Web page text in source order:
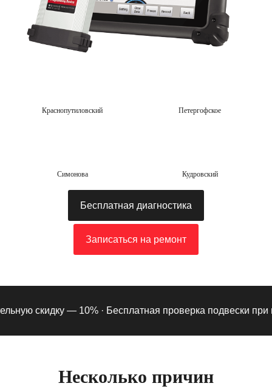
Краснопутиловский Петергофское
Симонова Кудровский
Бесплатная диагностика
Записаться на ремонт
скидку — 10% ·Бесплатная проверка подвески при
Несколько причин